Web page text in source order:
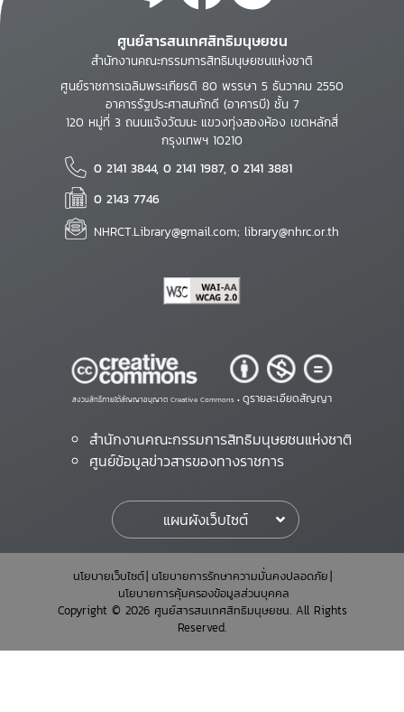
ศูนย์สารสนเทศสิทธิมนุษยชน
สำนักงานคณะกรรมการสิทธิมนุษยชนแห่งชาติ
ศูนย์ราชการเฉลิมพระเกียรติ 80 พรรษา 5 ธันวาคม 2550
อาคารรัฐประศาสนภักดี (อาคารบี) ชั้น 7
120 หมู่ที่ 3 ถนนแจ้งวัฒนะ แขวงทุ่งสองห้อง เขตหลักสี่
กรุงเทพฯ 10210
0 2141 3844, 0 2141 1987, 0 2141 3881
0 2143 7746
NHRCT.Library@gmail.com; library@nhrc.or.th
สงวนสิทธิ์ภายใต้สัญญาอนุญาต Creative Commons • ดูรายละเอียดสัญญา
สำนักงานคณะกรรมการสิทธิมนุษยชนแห่งชาติ
ศูนย์ข้อมูลข่าวสารของทางราชการ
แผนผังเว็บไซต์
นโยบายเว็บไซต์ นโยบายการรักษาความมั่นคงปลอดภัย
นโยบายการคุ้มครองข้อมูลส่วนบุคคล
Copyright © 2026 ศูนย์สารสนเทศสิทธิมนุษยชน. All Rights
Reserved.